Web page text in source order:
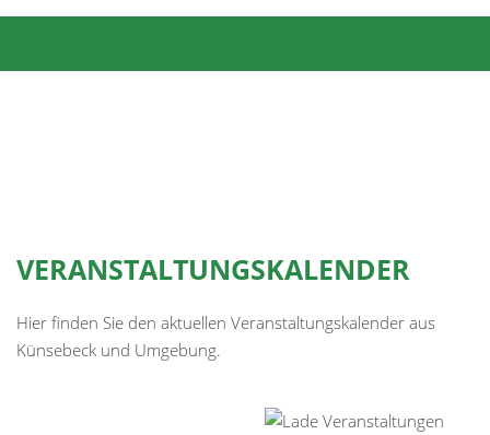
VERANSTALTUNGSKALENDER
Hier finden Sie den aktuellen Veranstaltungskalender aus
Künsebeck und Umgebung.